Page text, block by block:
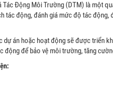
Tác Động Môi Trường (DTM) là một
tác động, đánh giá mức độ tác động,
dự án hoặc hoạt động sẽ được triển
động để bảo vệ môi trường, tăng